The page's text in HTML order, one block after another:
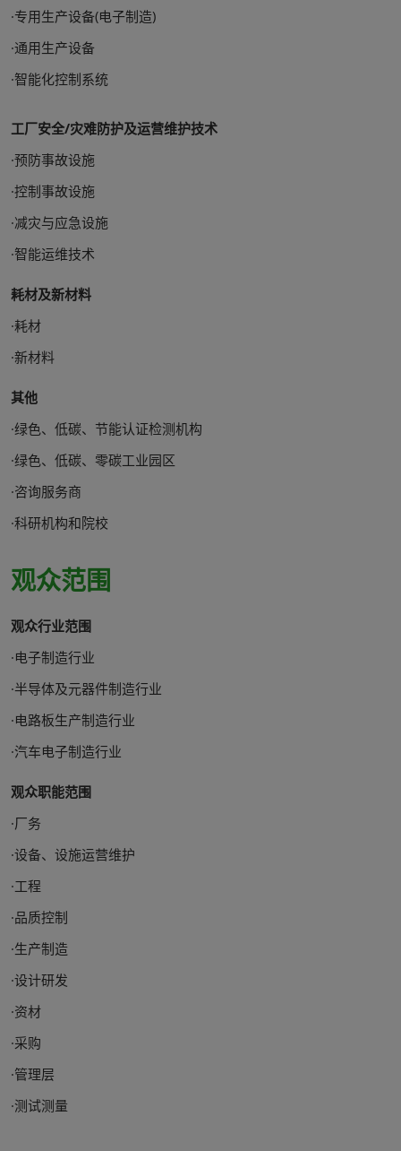
·专用生产设备(电子制造)
·通用生产设备
·智能化控制系统
工厂安全/灾难防护及运营维护技术
·预防事故设施
·控制事故设施
·减灾与应急设施
·智能运维技术
耗材及新材料
·耗材
·新材料
其他
·绿色、低碳、节能认证检测机构
·绿色、低碳、零碳工业园区
·咨询服务商
·科研机构和院校
观众范围
观众行业范围
·电子制造行业
·半导体及元器件制造行业
·电路板生产制造行业
·汽车电子制造行业
观众职能范围
·厂务
·设备、设施运营维护
·工程
·品质控制
·生产制造
·设计研发
·资材
·采购
·管理层
·测试测量